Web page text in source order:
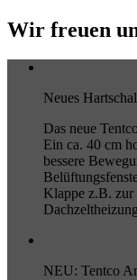
Wir freuen
Neues
Das neue
Ein ca. 40 cm
bessere
Klappe z.B. zur
NEU: Tentco